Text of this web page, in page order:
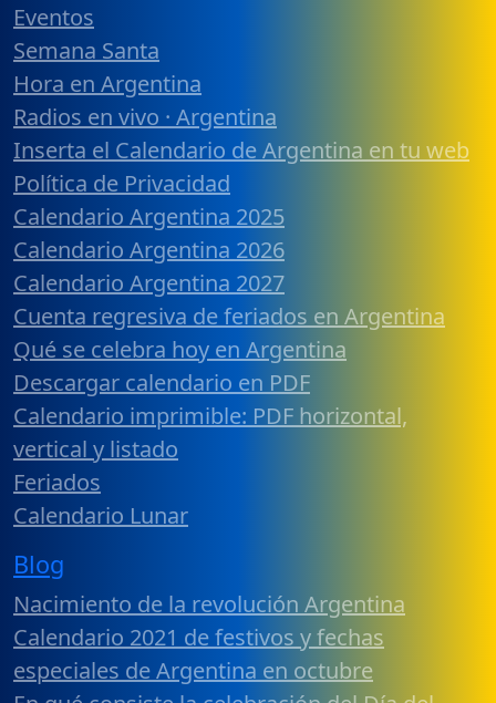
Eventos
Semana Santa
Hora en Argentina
Radios en vivo · Argentina
Inserta el Calendario de Argentina en tu web
Política de Privacidad
Calendario Argentina 2025
Calendario Argentina 2026
Calendario Argentina 2027
Cuenta regresiva de feriados en Argentina
Qué se celebra hoy en Argentina
Descargar calendario en PDF
Calendario imprimible: PDF horizontal,
vertical y listado
Feriados
Calendario Lunar
Blog
Nacimiento de la revolución Argentina
Calendario 2021 de festivos y fechas
especiales de Argentina en octubre